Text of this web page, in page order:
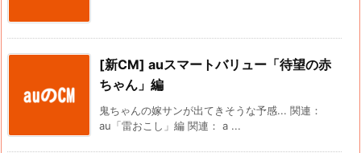
[新CM] auスマートバリュー「待望の赤
ちゃん」編
鬼ちゃんの嫁サンが出てきそうな予感... 関連：
au「雷おこし」編 関連： a ...